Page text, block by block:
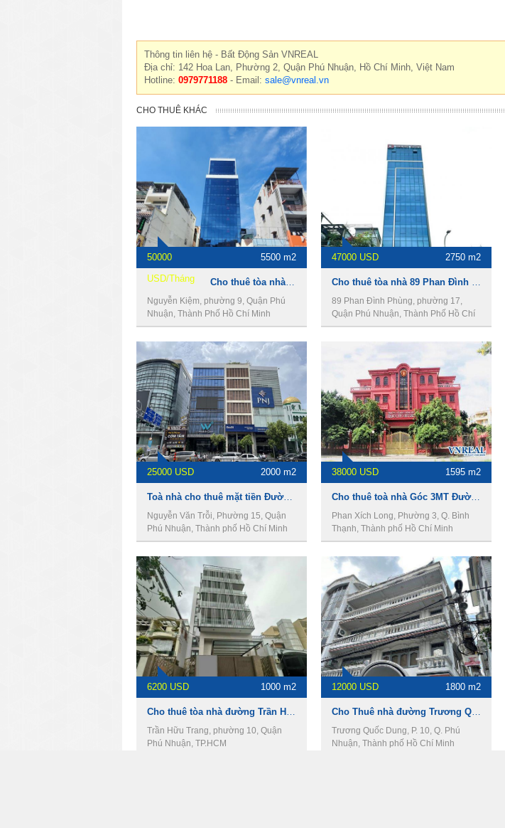
Thông tin liên hệ - Bất Động Sản VNREAL
Địa chỉ: 142 Hoa Lan, Phường 2, Quận Phú Nhuận, Hồ Chí Minh, Việt Nam
Hotline: 0979771188 - Email: sale@vnreal.vn
CHO THUÊ KHÁC
50000
USD/Tháng
5500 m2
Cho thuê tòa nhà 497 Nguyễn Kiệm, Phú Nhuận, 16x50m, 2 hầm, 12 lầu, 5500m2.
Nguyễn Kiệm, phường 9, Quận Phú
Nhuận, Thành Phố Hồ Chí Minh
47000 USD 2750 m2
89 Phan Đình Phùng, phường 17,
Quận Phú Nhuận, Thành Phố Hồ Chí
Minh
25000 USD 2000 m2
Toà nhà cho thuê mặt tiền Đường Nguyễn Văn Trỗi, DT 10 x 30m, 1 hầm 8 lầu, Giá 25000usd
Nguyễn Văn Trỗi, Phường 15, Quận
Phú Nhuận, Thành phố Hồ Chí Minh
38000 USD 1595 m2
Cho thuê toà nhà Góc 3MT Đường Phan Xích Long, DT 38 x 26m, 4 lầu, Giá 38000usd
Phan Xích Long, Phường 3, Q. Bình
Thạnh, Thành phố Hồ Chí Minh
6200 USD 1000 m2
Trần Hữu Trang, phường 10, Quận
Phú Nhuận, TP.HCM
12000 USD 1800 m2
Trương Quốc Dung, P. 10, Q. Phú
Nhuận, Thành phố Hồ Chí Minh